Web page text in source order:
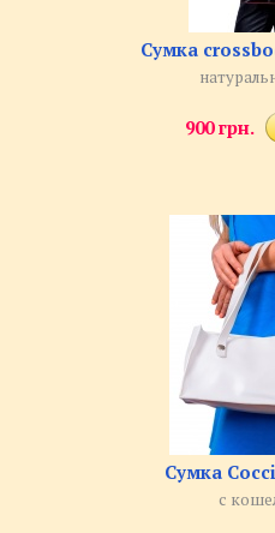
Сумка
900 грн.
Сумка
с